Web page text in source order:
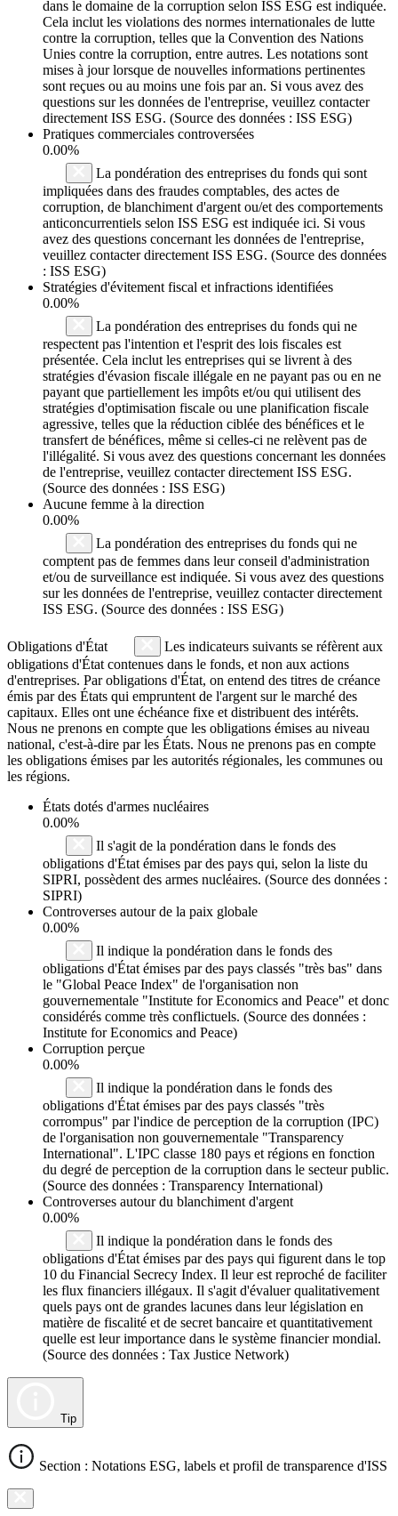
dans le domaine de la corruption selon ISS ESG est indiquée.
Cela inclut les violations des normes internationales de lutte
contre la corruption, telles que la Convention des Nations
Unies contre la corruption, entre autres. Les notations sont
mises à jour lorsque de nouvelles informations pertinentes
sont reçues ou au moins une fois par an. Si vous avez des
questions sur les données de l'entreprise, veuillez contacter
directement ISS ESG. (Source des données : ISS ESG)
Pratiques commerciales controversées
0.00%
La pondération des entreprises du fonds qui sont
impliquées dans des fraudes comptables, des actes de
corruption, de blanchiment d'argent ou/et des comportements
anticoncurrentiels selon ISS ESG est indiquée ici. Si vous
avez des questions concernant les données de l'entreprise,
veuillez contacter directement ISS ESG. (Source des données
: ISS ESG)
Stratégies d'évitement fiscal et infractions identifiées
0.00%
La pondération des entreprises du fonds qui ne
respectent pas l'intention et l'esprit des lois fiscales est
présentée. Cela inclut les entreprises qui se livrent à des
stratégies d'évasion fiscale illégale en ne payant pas ou en ne
payant que partiellement les impôts et/ou qui utilisent des
stratégies d'optimisation fiscale ou une planification fiscale
agressive, telles que la réduction ciblée des bénéfices et le
transfert de bénéfices, même si celles-ci ne relèvent pas de
l'illégalité. Si vous avez des questions concernant les données
de l'entreprise, veuillez contacter directement ISS ESG.
(Source des données : ISS ESG)
Aucune femme à la direction
0.00%
La pondération des entreprises du fonds qui ne
comptent pas de femmes dans leur conseil d'administration
et/ou de surveillance est indiquée. Si vous avez des questions
sur les données de l'entreprise, veuillez contacter directement
ISS ESG. (Source des données : ISS ESG)
Obligations d'État
Les indicateurs suivants se réfèrent aux
obligations d'État contenues dans le fonds, et non aux actions
d'entreprises. Par obligations d'État, on entend des titres de créance
émis par des États qui empruntent de l'argent sur le marché des
capitaux. Elles ont une échéance fixe et distribuent des intérêts.
Nous ne prenons en compte que les obligations émises au niveau
national, c'est-à-dire par les États. Nous ne prenons pas en compte
les obligations émises par les autorités régionales, les communes ou
les régions.
États dotés d'armes nucléaires
0.00%
Il s'agit de la pondération dans le fonds des
obligations d'État émises par des pays qui, selon la liste du
SIPRI, possèdent des armes nucléaires. (Source des données :
SIPRI)
Controverses autour de la paix globale
0.00%
Il indique la pondération dans le fonds des
obligations d'État émises par des pays classés "très bas" dans
le "Global Peace Index" de l'organisation non
gouvernementale "Institute for Economics and Peace" et donc
considérés comme très conflictuels. (Source des données :
Institute for Economics and Peace)
Corruption perçue
0.00%
Il indique la pondération dans le fonds des
obligations d'État émises par des pays classés "très
corrompus" par l'indice de perception de la corruption (IPC)
de l'organisation non gouvernementale "Transparency
International". L'IPC classe 180 pays et régions en fonction
du degré de perception de la corruption dans le secteur public.
(Source des données : Transparency International)
Controverses autour du blanchiment d'argent
0.00%
Il indique la pondération dans le fonds des
obligations d'État émises par des pays qui figurent dans le top
10 du Financial Secrecy Index. Il leur est reproché de faciliter
les flux financiers illégaux. Il s'agit d'évaluer qualitativement
quels pays ont de grandes lacunes dans leur législation en
matière de fiscalité et de secret bancaire et quantitativement
quelle est leur importance dans le système financier mondial.
(Source des données : Tax Justice Network)
Tip
Section : Notations ESG, labels et profil de transparence d'ISS